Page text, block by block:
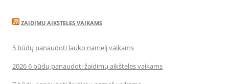
ZAIDIMU AIKSTELES VAIKAMS
5 būdų panaudoti lauko namelį vaikams
2026 6 būdų panaudoti žaidimų aikšteles vaikams